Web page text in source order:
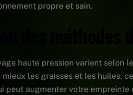
propre et sain.
des
haute pression varient selon
mieux les graisses et les huiles,
peut augmenter votre